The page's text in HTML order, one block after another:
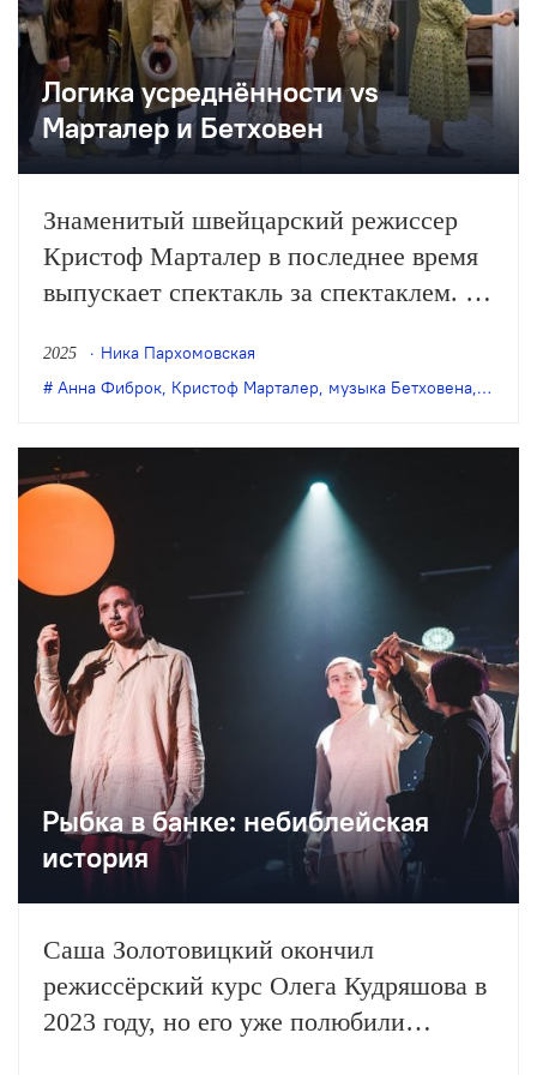
Логика усреднённости vs
Марталер и Бетховен
Знаменитый швейцарский режиссер
Кристоф Марталер в последнее время
выпускает спектакль за спектаклем. В
состоялась уже вторая в этом сезоне
премьера. На сей раз – о Бетховене,
репортаже Ники…
2025
Ника Пархомовская
Анна Фиброк, Кристоф Марталер, музыка Бетховена,
Рыбка в банке: небиблейская
история
Саша Золотовицкий окончил
режиссёрский курс Олега Кудряшова в
2023 году, но его уже полюбили